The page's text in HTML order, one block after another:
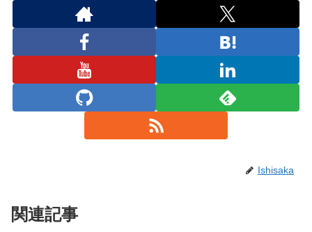
Ishisaka
関連記事